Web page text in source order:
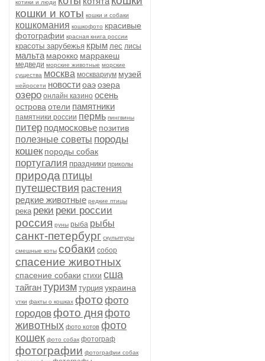
котики и люди
кошки и коты кошки и собаки
кошкомания кошкофото красивые
фотографии красная книга россии
красоты зарубежья крым лес лисы
мальта марокко марракеш
медведи морские животные морские
существа москва москвариум музей
нейросети новостиоаэозера
озеро онлайн казино осень
острова отели памятники
памятники россии пермь пингвины
питер подмосковье позитив
полезные советы породы
кошек породы собак
португалия праздники приколы
природа птицы
путешествия растения
редкие животные редкие птицы
река реки реки россии
россия руны рыба рыбы
санкт-петербург скульптуры
смешные коты собаки собор
спасение животных
спасение собаки стихи сша
тайгантуризм турция украина
утки факты о кошках фото фото
городовфото дня фото
животных фото котов фото
кошек фото собак фотограф
фотографии фотографии собак